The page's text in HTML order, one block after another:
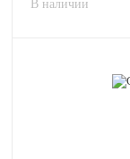
В наличии